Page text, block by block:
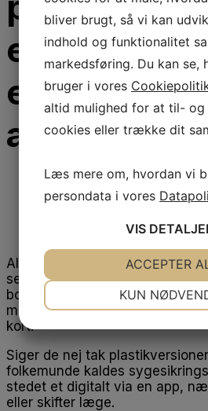
et digitalt
en
app.
Alle danskere får fra tirsdag
selvbetjeningsløsning i
borger.dk mulighed for vælge,
modtage et plastikkort eller
kort.
Siger de nej tak
folkemunde kaldes
stedet et digitalt via en app,
eller skifter læge.
bliver brugt, så vi kan
indhold og funktionalitet
markedsføring. Du kan se,
bruger i vores
altid mulighed for at til-
cookies eller trække dit
Læs mere om, hvordan vi
persondata i vores
VIS
NEJ
KUN
ACCEPTER